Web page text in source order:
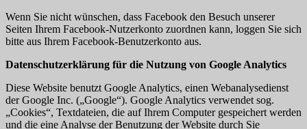
Wenn Sie nicht wünschen, dass Facebook den Besuch unserer
Seiten Ihrem Facebook-Nutzerkonto zuordnen kann, loggen Sie sich
bitte aus Ihrem Facebook-Benutzerkonto aus.
Datenschutzerklärung für die Nutzung von Google Analytics
Diese Website benutzt Google Analytics, einen Webanalysedienst
der Google Inc. („Google“). Google Analytics verwendet sog.
„Cookies“, Textdateien, die auf Ihrem Computer gespeichert werden
und die eine Analyse der Benutzung der Website durch Sie